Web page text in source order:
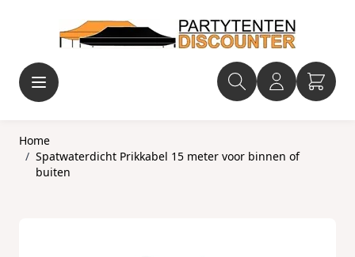
Home
/ Spatwaterdicht Prikkabel 15 meter voor binnen of
buiten